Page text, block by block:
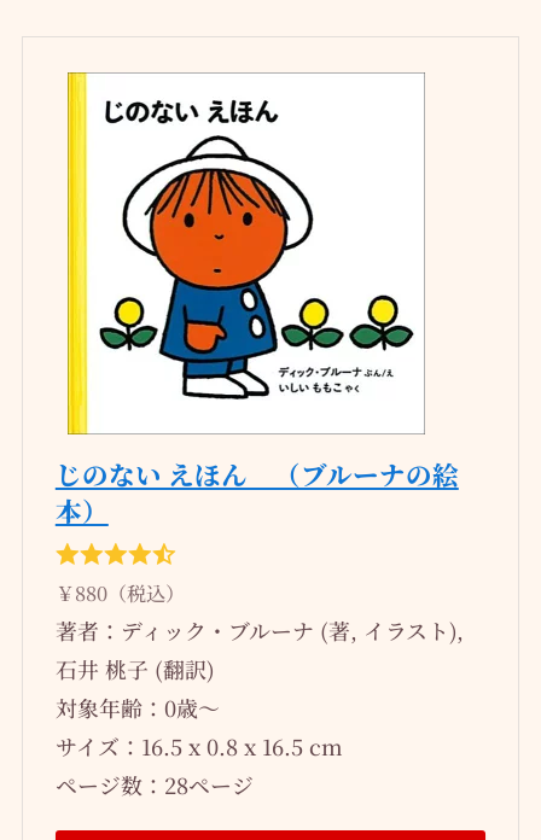
じのない えほん （ブルーナの絵
本）
￥880（税込）
著者：ディック・ブルーナ (著, イラスト),
石井 桃子 (翻訳)
対象年齢：0歳～
サイズ：16.5 x 0.8 x 16.5 cm
ページ数：28ページ